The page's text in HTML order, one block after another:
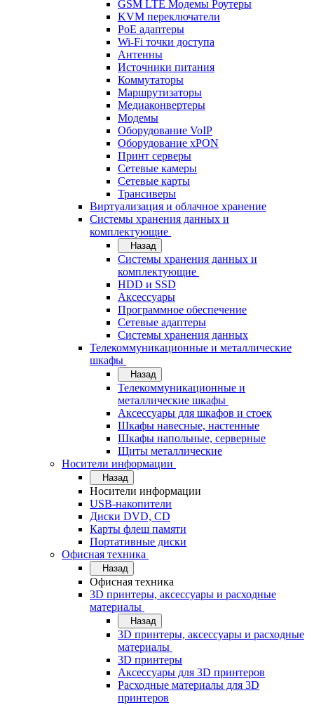
GSM LTE Модемы Роутеры
KVM переключатели
PoE адаптеры
Wi-Fi точки доступа
Антенны
Источники питания
Коммутаторы
Маршрутизаторы
Медиаконвертеры
Модемы
Оборудование VoIP
Оборудование xPON
Принт серверы
Сетевые камеры
Сетевые карты
Трансиверы
Виртуализация и облачное хранение
Системы хранения данных и
комплектующие
Назад
Системы хранения данных и
комплектующие
HDD и SSD
Аксессуары
Программное обеспечение
Сетевые адаптеры
Системы хранения данных
Телекоммуникационные и металлические
шкафы
Назад
Телекоммуникационные и
металлические шкафы
Аксессуары для шкафов и стоек
Шкафы навесные, настенные
Шкафы напольные, серверные
Щиты металлические
Носители информации
Назад
Носители информации
USB-накопители
Диски DVD, CD
Карты флеш памяти
Портативные диски
Офисная техника
Назад
Офисная техника
3D принтеры, аксессуары и расходные
материалы
Назад
3D принтеры, аксессуары и расходные
материалы
3D принтеры
Аксессуары для 3D принтеров
Расходные материалы для 3D
принтеров